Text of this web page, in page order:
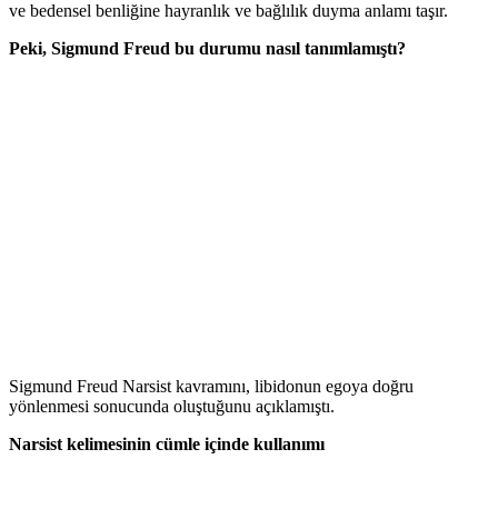
ve bedensel benliğine hayranlık ve bağlılık duyma anlamı taşır.
Peki, Sigmund Freud bu durumu nasıl tanımlamıştı?
Sigmund Freud Narsist kavramını, libidonun egoya doğru
yönlenmesi sonucunda oluştuğunu açıklamıştı.
Narsist kelimesinin cümle içinde kullanımı